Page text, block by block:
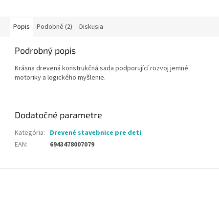
Popis Podobné (2) Diskusia
Podrobný popis
Krásna drevená konstrukčná sada podporující rozvoj jemné
motoriky a logického myšlenie.
Dodatočné parametre
Kategória: Drevené stavebnice pre deti
EAN: 6943478007079